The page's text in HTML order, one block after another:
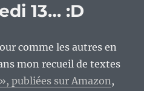
13…13… :D
comme les autres en
mon recueil de textes
publiées sur Amazon,